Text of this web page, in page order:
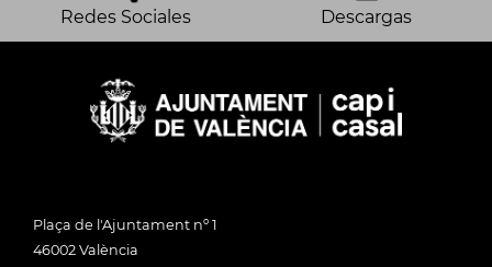
Redes Sociales Descargas
Plaça de l'Ajuntament nº 1
46002 València